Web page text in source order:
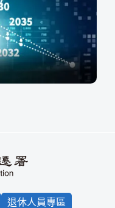
退休人員專區